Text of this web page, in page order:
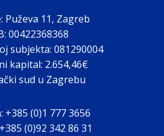
Puževa 11, Zagreb
00422368368
subjekta: 081290004
kapital: 2.654,46€
sud u Zagrebu
+385 (0)1 777 3656
(0)92 342 86 31